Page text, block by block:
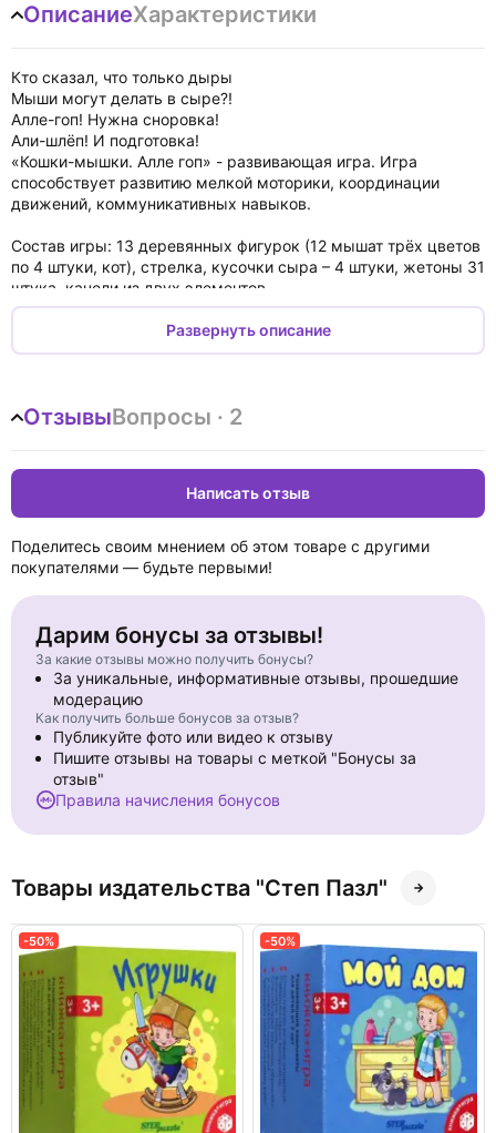
ОписаниеХарактеристики
Кто сказал, что только дыры
Мыши могут делать в сыре?!
Алле-гоп! Нужна сноровка!
Али-шлёп! И подготовка!
«Кошки-мышки. Алле гоп» - развивающая игра. Игра
способствует развитию мелкой моторики, координации
движений, коммуникативных навыков.
Состав игры: 13 деревянных фигурок (12 мышат трёх цветов
по 4 штуки, кот), стрелка, кусочки сыра – 4 штуки, жетоны 31
штука, качели из двух элементов.
Возраст: 4+.
Развернуть описание
ОтзывыВопросы · 2
Написать отзыв
Поделитесь своим мнением об этом товаре с другими
покупателями — будьте первыми!
Дарим бонусы за отзывы!
За какие отзывы можно получить бонусы?
За уникальные, информативные отзывы, прошедшие
модерацию
Как получить больше бонусов за отзыв?
Публикуйте фото или видео к отзыву
Пишите отзывы на товары с меткой "Бонусы за
отзыв"
Правила начисления бонусов
Товары издательства "Степ Пазл"
-50% -50%